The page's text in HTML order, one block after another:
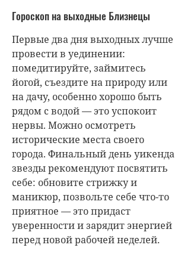
Гороскоп на выходные Близнецы
Первые два дня выходных лучше
провести в уединении:
помедитируйте, займитесь
йогой, съездите на природу или
на дачу, особенно хорошо быть
рядом с водой — это успокоит
нервы. Можно осмотреть
исторические места своего
города. Финальный день уикенда
звезды рекомендуют посвятить
себе: обновите стрижку и
маникюр, позвольте себе что-то
приятное — это придаст
уверенности и зарядит энергией
перед новой рабочей неделей.